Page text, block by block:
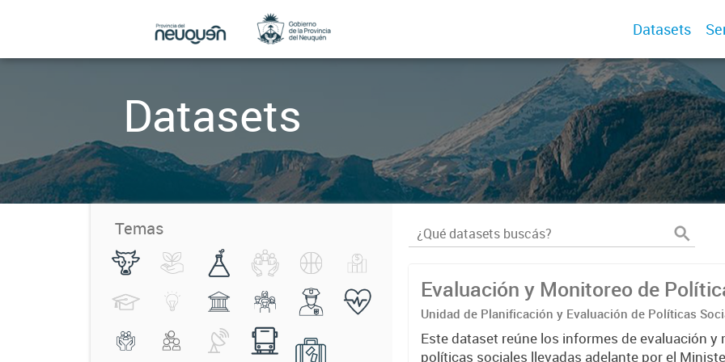
Datasets
Datasets
Temas
Evaluación y Monitoreo de
Unidad de Planificación y Evaluación de Políticas
Este dataset reúne los informes de evaluación y
políticas sociales llevadas adelante por el